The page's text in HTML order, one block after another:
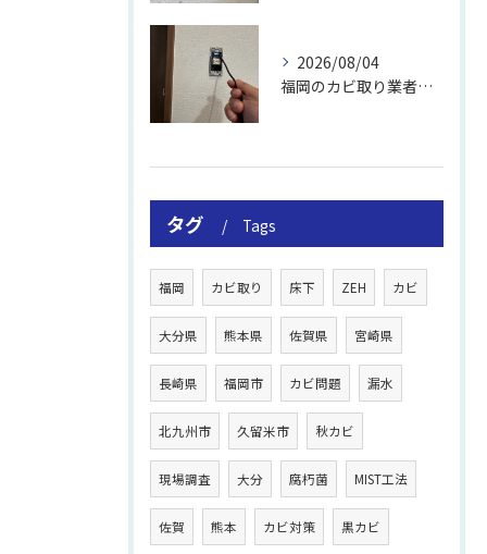
2026/08/04
福岡のカビ取り業者おすすめの選び方と費用
タグ Tags
福岡 カビ取り 床下 ZEH カビ
大分県 熊本県 佐賀県 宮崎県
長崎県 福岡市 カビ問題 漏水
北九州市 久留米市 秋カビ
現場調査 大分 腐朽菌 MIST工法
佐賀 熊本 カビ対策 黒カビ